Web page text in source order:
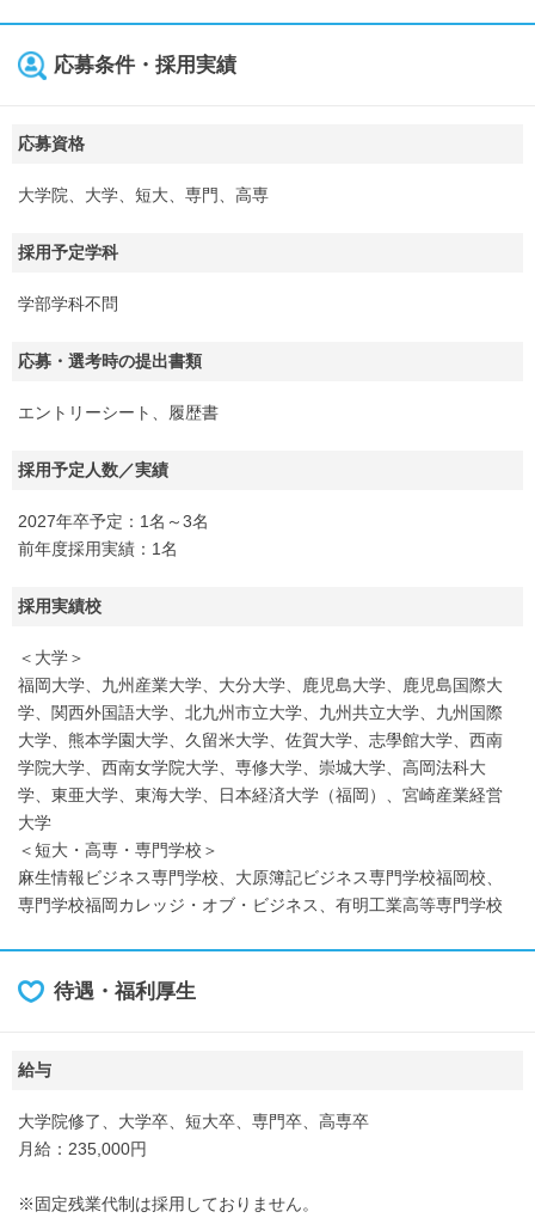
応募条件・採用実績
応募資格
大学院、大学、短大、専門、高専
採用予定学科
学部学科不問
応募・選考時の提出書類
エントリーシート、履歴書
採用予定人数／実績
2027年卒予定：1名～3名
前年度採用実績：1名
採用実績校
＜大学＞
福岡大学、九州産業大学、大分大学、鹿児島大学、鹿児島国際大
学、関西外国語大学、北九州市立大学、九州共立大学、九州国際
大学、熊本学園大学、久留米大学、佐賀大学、志學館大学、西南
学院大学、西南女学院大学、専修大学、崇城大学、高岡法科大
学、東亜大学、東海大学、日本経済大学（福岡）、宮崎産業経営
大学
＜短大・高専・専門学校＞
麻生情報ビジネス専門学校、大原簿記ビジネス専門学校福岡校、
専門学校福岡カレッジ・オブ・ビジネス、有明工業高等専門学校
待遇・福利厚生
給与
大学院修了、大学卒、短大卒、専門卒、高専卒
月給：235,000円
※固定残業代制は採用しておりません。